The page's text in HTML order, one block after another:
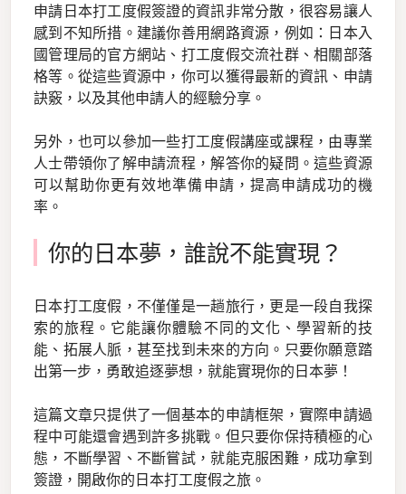
申請日本打工度假簽證的資訊非常分散，很容易讓人
感到不知所措。建議你善用網路資源，例如：日本入
國管理局的官方網站、打工度假交流社群、相關部落
格等。從這些資源中，你可以獲得最新的資訊、申請
訣竅，以及其他申請人的經驗分享。
另外，也可以參加一些打工度假講座或課程，由專業
人士帶領你了解申請流程，解答你的疑問。這些資源
可以幫助你更有效地準備申請，提高申請成功的機
率。
你的日本夢，誰說不能實現？
日本打工度假，不僅僅是一趟旅行，更是一段自我探
索的旅程。它能讓你體驗不同的文化、學習新的技
能、拓展人脈，甚至找到未來的方向。只要你願意踏
出第一步，勇敢追逐夢想，就能實現你的日本夢！
這篇文章只提供了一個基本的申請框架，實際申請過
程中可能還會遇到許多挑戰。但只要你保持積極的心
態，不斷學習、不斷嘗試，就能克服困難，成功拿到
簽證，開啟你的日本打工度假之旅。